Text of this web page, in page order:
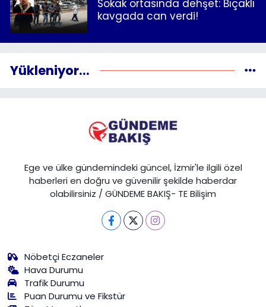
Sokak ortasında dehşet: Bıçaklı
kavgada can verdi!
Yükleniyor...
Ege ve ülke gündemindeki güncel, İzmir'le ilgili özel
haberleri en doğru ve güvenilir şekilde haberdar
olabilirsiniz / GÜNDEME BAKIŞ- TE Bilişim
Nöbetçi Eczaneler
Hava Durumu
Trafik Durumu
Puan Durumu ve Fikstür